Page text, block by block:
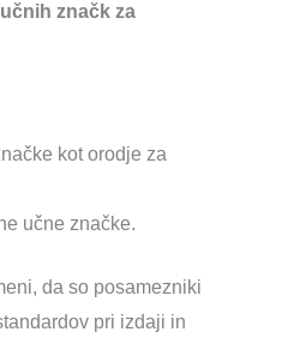
značk za
kot orodje za
učne značke.
da so posamezniki
pri izdaji in